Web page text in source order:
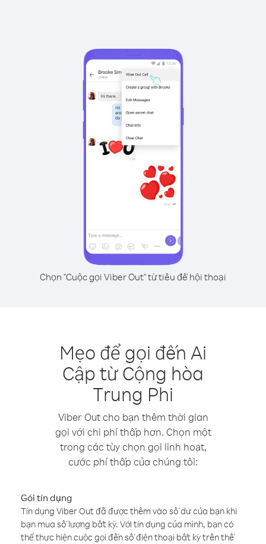
Chọn "Cuộc gọi Viber Out" từ tiêu đề hội thoại
Mẹo để gọi đến Ai
Cập từ Cộng hòa
Trung Phi
Viber Out cho bạn thêm thời gian
gọi với chi phí thấp hơn. Chọn một
trong các tùy chọn gọi linh hoạt,
cước phí thấp của chúng tôi:
Gói tín dụng
Tín dụng Viber Out đã được thêm vào số dư của bạn khi
bạn mua số lượng bất kỳ. Với tín dụng của mình, bạn có
thể thực hiện cuộc gọi đến số điện thoại bất kỳ trên thế